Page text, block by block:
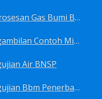
Sertifikasi Operator Pemrosesan Gas Bumi BNSP
Sertifikasi Operator Pengambilan Contoh Minyak Bumi, Gas Bumi, Bbm- Bbn- Pelumas, Udara, Limbah, Air BNSP
Air BNSP
Sertifikasi Operator Pengujian Bbm Penerbangan Dan Non Penerbangan BNSP